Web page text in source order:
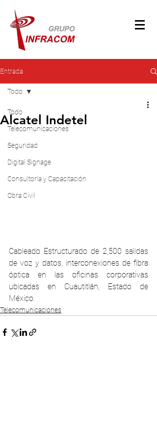
Entrada
Todo
Telecomunicaciones
Seguridad
Digital Signage
Consultoría y Capacitación
Obra Civil
Todo
Alcatel Indetel
Cableado Estructurado de 2,500 salidas
de voz y datos, interconexiones de fibra
óptica en las oficinas corporativas
ubicadas en Cuautitlán, Estado de
México.
Telecomunicaciones